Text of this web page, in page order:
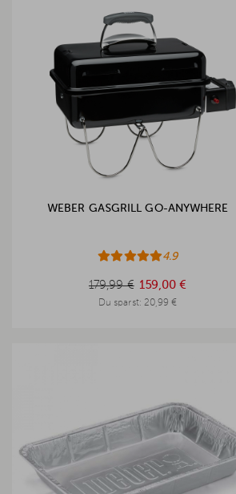
WEBER GASGRILL GO-ANYWHERE
4.9
179,99 € 159,00 €
Du sparst: 20,99 €
179,99 €